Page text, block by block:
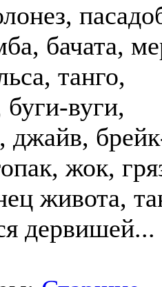
бачата,
танго,
вуги,
джайв,
жок,
живота,
дервишей...